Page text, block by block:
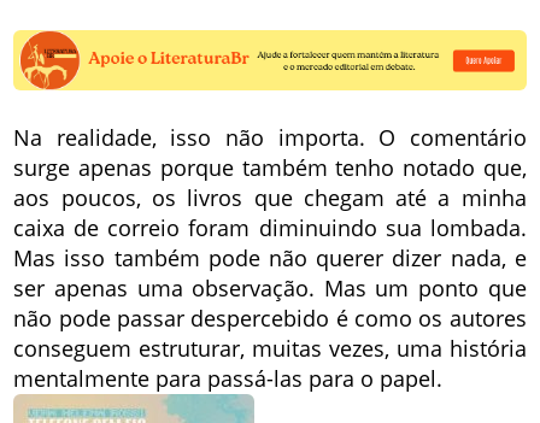
Na realidade, isso não importa. O comentário
surge apenas porque também tenho notado que,
aos poucos, os livros que chegam até a minha
caixa de correio foram diminuindo sua lombada.
Mas isso também pode não querer dizer nada, e
ser apenas uma observação. Mas um ponto que
não pode passar despercebido é como os autores
conseguem estruturar, muitas vezes, uma história
mentalmente para passá-las para o papel.